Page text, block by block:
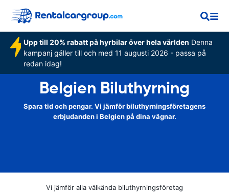
Upp till 20% rabatt på hyrbilar över hela världen Denna
kampanj gäller till och med 11 augusti 2026 - passa på
redan idag!
Belgien Biluthyrning
Spara tid och pengar. Vi jämför biluthyrningsföretagens
erbjudanden i Belgien på dina vägnar.
Vi jämför alla välkända biluthyrningsföretag